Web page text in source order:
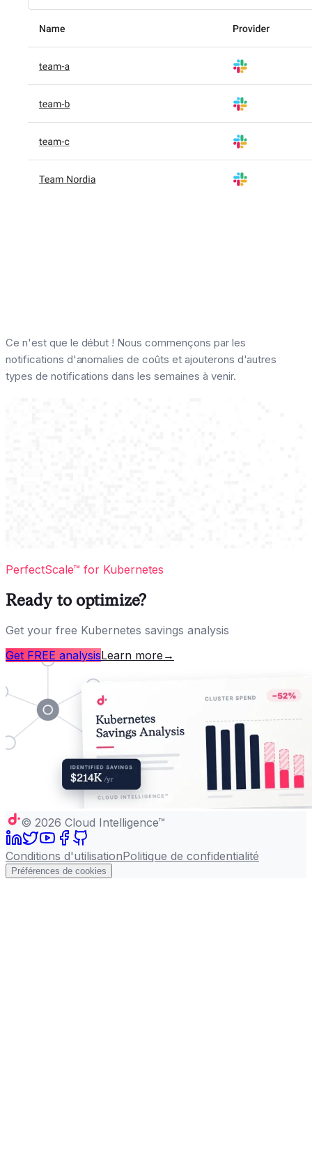
Ce n'est que le début ! Nous commençons par les
notifications d'anomalies de coûts et ajouterons d'autres
types de notifications dans les semaines à venir.
PerfectScale™ for Kubernetes
Ready to optimize?
Get your free Kubernetes savings analysis
Get FREE analysisLearn more →
© 2026 Cloud Intelligence™
Conditions d'utilisationPolitique de confidentialité
Préférences de cookies